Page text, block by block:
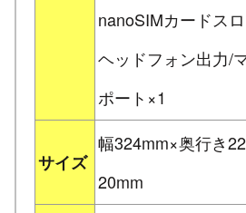
nanoSIMカードス
ヘッドフォン出力/
ポート×1
サイズ
幅324mm×奥行き
20mm